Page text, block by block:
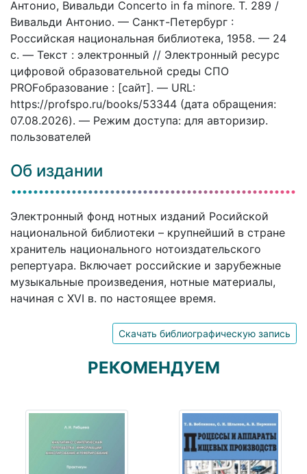
Антонио, Вивальди Concerto in fa minore. T. 289 /
Вивальди Антонио. — Санкт-Петербург :
Российская национальная библиотека, 1958. — 24
c. — Текст : электронный // Электронный ресурс
цифровой образовательной среды СПО
PROFобразование : [сайт]. — URL:
https://profspo.ru/books/53344 (дата обращения:
07.08.2026). — Режим доступа: для авторизир.
пользователей
Об издании
Электронный фонд нотных изданий Росийской
национальной библиотеки – крупнейший в стране
хранитель национального нотоиздательского
репертуара. Включает российские и зарубежные
музыкальные произведения, нотные материалы,
начиная с XVI в. по настоящее время.
Скачать библиографическую запись
РЕКОМЕНДУЕМ